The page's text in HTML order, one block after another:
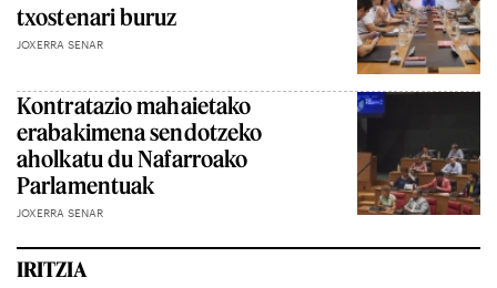
txostenari buruz
JOXERRA SENAR
Kontratazio mahaietako
erabakimena sendotzeko
aholkatu du Nafarroako
Parlamentuak
JOXERRA SENAR
IRITZIA